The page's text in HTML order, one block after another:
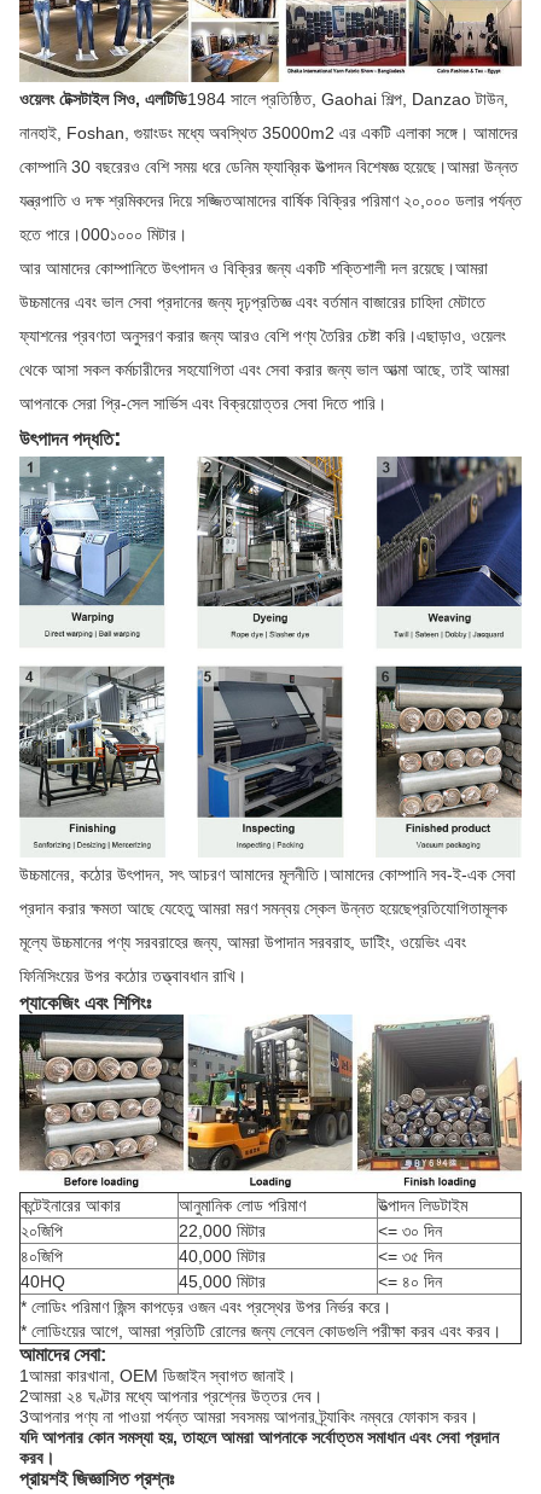
ওয়েলং টেক্সটাইল সিও, এলটিডি1984 সালে প্রতিষ্ঠিত, Gaohai শিল্প, Danzao টাউন,
নানহাই, Foshan, গুয়াংডং মধ্যে অবস্থিত 35000m2 এর একটি এলাকা সঙ্গে। আমাদের
কোম্পানি 30 বছরেরও বেশি সময় ধরে ডেনিম ফ্যাব্রিক উত্পাদন বিশেষজ্ঞ হয়েছে।আমরা উন্নত
যন্ত্রপাতি ও দক্ষ শ্রমিকদের দিয়ে সজ্জিতআমাদের বার্ষিক বিক্রির পরিমাণ ২০,০০০ ডলার পর্যন্ত
হতে পারে।000১০০০ মিটার।
আর আমাদের কোম্পানিতে উৎপাদন ও বিক্রির জন্য একটি শক্তিশালী দল রয়েছে।আমরা
উচ্চমানের এবং ভাল সেবা প্রদানের জন্য দৃঢ়প্রতিজ্ঞ এবং বর্তমান বাজারের চাহিদা মেটাতে
ফ্যাশনের প্রবণতা অনুসরণ করার জন্য আরও বেশি পণ্য তৈরির চেষ্টা করি।এছাড়াও, ওয়েলং
থেকে আসা সকল কর্মচারীদের সহযোগিতা এবং সেবা করার জন্য ভাল আত্মা আছে, তাই আমরা
আপনাকে সেরা প্রি-সেল সার্ভিস এবং বিক্রয়োত্তর সেবা দিতে পারি।
উৎপাদন পদ্ধতি:
উচ্চমানের, কঠোর উৎপাদন, সৎ আচরণ আমাদের মূলনীতি।আমাদের কোম্পানি সব-ই-এক সেবা
প্রদান করার ক্ষমতা আছে যেহেতু আমরা মরণ সমন্বয় স্কেল উন্নত হয়েছেপ্রতিযোগিতামূলক
মূল্যে উচ্চমানের পণ্য সরবরাহের জন্য, আমরা উপাদান সরবরাহ, ডাইিং, ওয়েভিং এবং
ফিনিসিংয়ের উপর কঠোর তত্ত্বাবধান রাখি।
প্যাকেজিং এবং শিপিংঃ
কন্টেইনারের আকার আনুমানিক লোড পরিমাণ
উত্পাদন লিডটাইম
২০জিপি
22,000 মিটার
<= ৩০ দিন
৪০জিপি
40,000 মিটার
<= ৩৫ দিন
40HQ
45,000 মিটার
<= ৪০ দিন
* লোডিং পরিমাণ জিন্স কাপড়ের ওজন এবং প্রস্থের উপর নির্ভর করে।
* লোডিংয়ের আগে, আমরা প্রতিটি রোলের জন্য লেবেল কোডগুলি পরীক্ষা করব এবং করব।
আমাদের সেবা:
1আমরা কারখানা, OEM ডিজাইন স্বাগত জানাই।
2আমরা ২৪ ঘণ্টার মধ্যে আপনার প্রশ্নের উত্তর দেব।
3আপনার পণ্য না পাওয়া পর্যন্ত আমরা সবসময় আপনার ট্র্যাকিং নম্বরে ফোকাস করব।
যদি আপনার কোন সমস্যা হয়, তাহলে আমরা আপনাকে সর্বোত্তম সমাধান এবং সেবা প্রদান
করব।
প্রায়শই জিজ্ঞাসিত প্রশ্নঃ